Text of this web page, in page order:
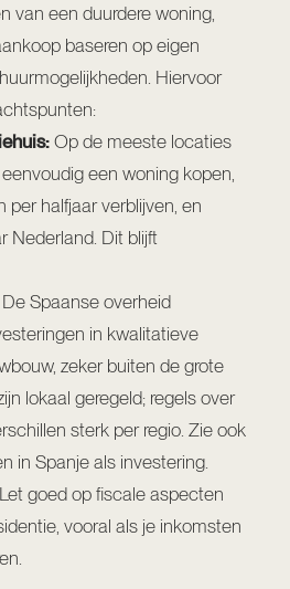
van een duurdere woning,
baseren op eigen
Hiervoor
Op de meeste locaties
een woning kopen,
halfjaar verblijven, en
Nederland. Dit blijft
De Spaanse overheid
in kwalitatieve
zeker buiten de grote
lokaal geregeld; regels over
sterk per regio. Zie ook
in Spanje als investering
Let goed op fiscale aspecten
vooral als je inkomsten